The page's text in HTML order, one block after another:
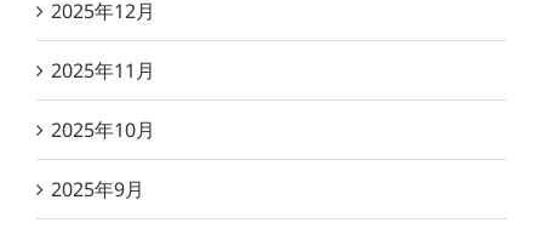
2025年12月
2025年11月
2025年10月
2025年9月